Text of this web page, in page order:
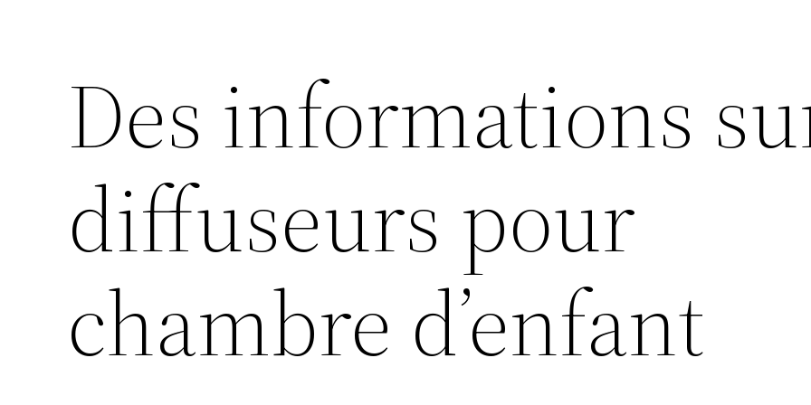
Des informations
diffuseurs pour
chambre d’enfant